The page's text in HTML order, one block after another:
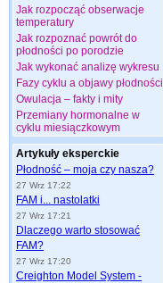
Jak rozpocząć obserwacje
temperatury
Jak rozpoznać powrót do
płodności po porodzie
Jak wykonać analizę wykresu
Fazy cyklu a objawy płodności
Owulacja – fakty i mity
Przemiany hormonalne w
cyklu miesiączkowym
Artykuły eksperckie
Płodność – moja czy nasza?
27 Wrz 17:22
FAM i... nastolatki
27 Wrz 17:21
Dlaczego warto stosować
FAM?
27 Wrz 17:20
Creighton Model System -